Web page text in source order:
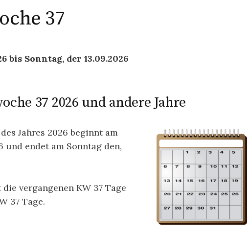
37
bis Sonntag, der 13.09.2026
37 2026 und andere Jahre
Jahres 2026 beginnt am
und endet am Sonntag den,
vergangenen KW 37 Tage
37 Tage.